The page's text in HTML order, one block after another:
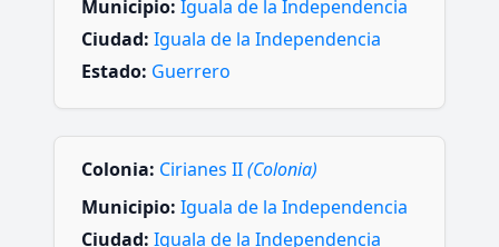
Municipio: Iguala de la Independencia
Ciudad: Iguala de la Independencia
Estado: Guerrero
Colonia: Cirianes II(Colonia)
Municipio: Iguala de la Independencia
Ciudad: Iguala de la Independencia